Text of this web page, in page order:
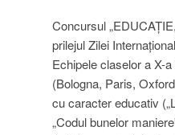
Concursul
prilejul Zilei
Echipele claselor a X-
(Bologna, Paris,
cu caracter educativ
„Codul bunelor